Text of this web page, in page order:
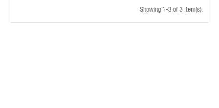
Showing 1-3 of 3 item(s).